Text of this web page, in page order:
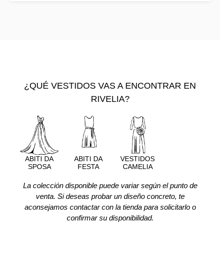
¿QUÉ VESTIDOS VAS A ENCONTRAR EN
RIVELIA?
ABITI DA
SPOSA
ABITI DA
FESTA
VESTIDOS
CAMELIA
La colección disponible puede variar según el punto de
venta. Si deseas probar un diseño concreto, te
aconsejamos contactar con la tienda para solicitarlo o
confirmar su disponibilidad.